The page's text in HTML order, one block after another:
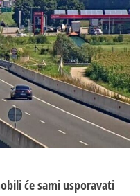
će sami usporavati